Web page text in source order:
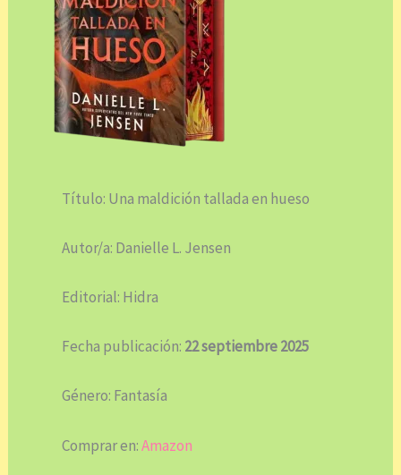
Título: Una maldición tallada en hueso
Autor/a: Danielle L. Jensen
Editorial: Hidra
Fecha publicación: 22 septiembre 2025
Género: Fantasía
Comprar en:Amazon